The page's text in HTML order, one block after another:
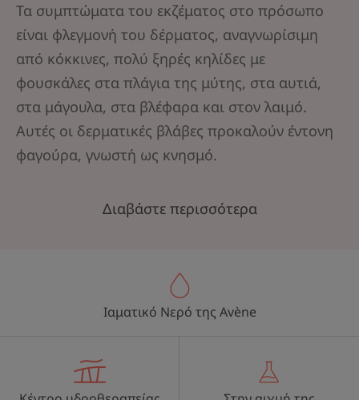
Τα συμπτώματα του εκζέματος στο πρόσωπο
είναι φλεγμονή του δέρματος, αναγνωρίσιμη
από κόκκινες, πολύ ξηρές κηλίδες με
φουσκάλες στα πλάγια της μύτης, στα αυτιά,
στα μάγουλα, στα βλέφαρα και στον λαιμό.
Αυτές οι δερματικές βλάβες προκαλούν έντονη
φαγούρα, γνωστή ως κνησμό.
Διαβάστε περισσότερα
Ιαματικό Νερό της Avène